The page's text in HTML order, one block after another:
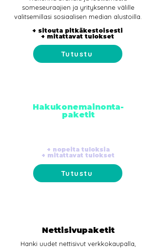
someseuraajien ja yrityksenne välille
valitsemillasi sosiaalisen median alustoilla.
+ sitouta pitkäkestoisesti
+ mitattavat tulokset
Tutustu
Hakukonemainonta-
paketit
+ nopeita tuloksia
+ mitattavat tulokset
Tutustu
Nettisivupaketit
Hanki uudet nettisivut verkkokaupalla,